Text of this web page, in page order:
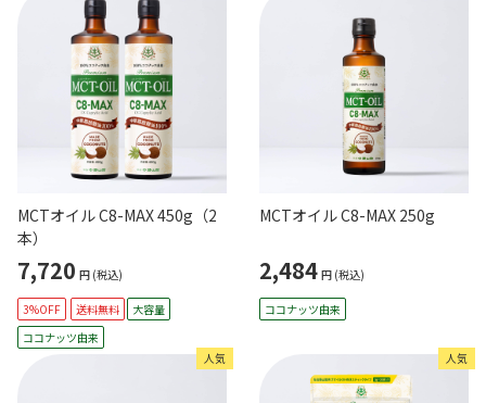
MCTオイル C8-MAX 450g（2
本）
7,720 円 (税込)
3%OFF 送料無料
大容量
ココナッツ由来
MCTオイル C8-MAX 250g
2,484 円 (税込)
ココナッツ由来
人気 人気